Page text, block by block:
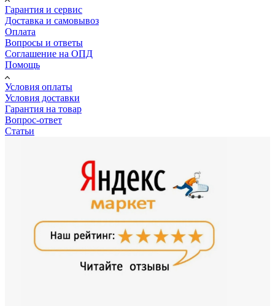
Гарантия и сервис
Доставка и самовывоз
Оплата
Вопросы и ответы
Соглашение на ОПД
Помощь
Условия оплаты
Условия доставки
Гарантия на товар
Вопрос-ответ
Статьи